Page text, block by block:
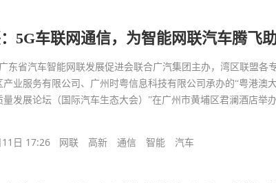
5G车联网通信，为智能网联汽车腾飞
东省汽车智能网联发展促进会联合广汽集团主办，湾区联盟各专
产业服务有限公司、广州时粤信息科技有限公司承办的“粤港澳
量发展论坛（国际汽车生态大会）”在广州市黄埔区君澜酒店举办
日 17:26 网联 高新 通信 智能 汽车